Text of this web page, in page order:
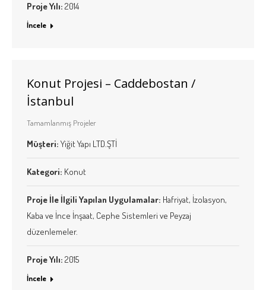
Proje Yılı: 2014
İncele
Konut Projesi – Caddebostan /
İstanbul
Tamamlanmış Projeler
Müşteri: Yiğit Yapı LTD.ŞTİ
Kategori: Konut
Proje İle İlgili Yapılan Uygulamalar: Hafriyat, İzolasyon,
Kaba ve İnce İnşaat, Cephe Sistemleri ve Peyzaj
düzenlemeler.
Proje Yılı: 2015
İncele